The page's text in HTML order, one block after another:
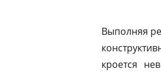
Выполняя
кроется